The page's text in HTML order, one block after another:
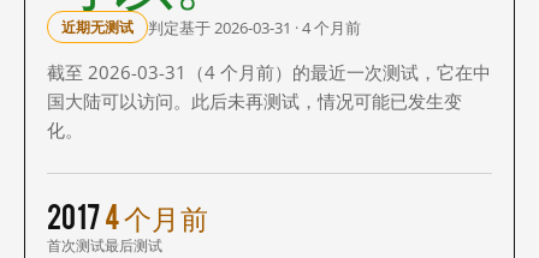
近期无测试 判定基于 2026-03-31 · 4 个月前
截至 2026-03-31（4 个月前）的最近一次测试，它在中
国大陆可以访问。此后未再测试，情况可能已发生变
化。
2017
首次测试
4 个月前
最后测试